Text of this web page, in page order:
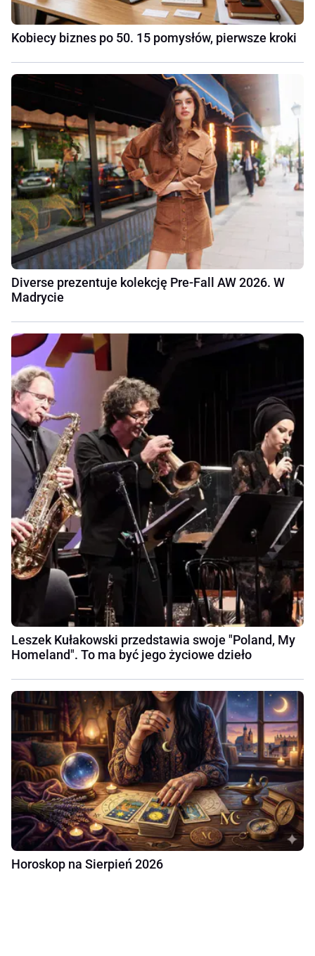
Kobiecy biznes po 50. 15 pomysłów, pierwsze kroki
Diverse prezentuje kolekcję Pre-Fall AW 2026. W
Madrycie
Leszek Kułakowski przedstawia swoje "Poland, My
Homeland". To ma być jego życiowe dzieło
Horoskop na Sierpień 2026